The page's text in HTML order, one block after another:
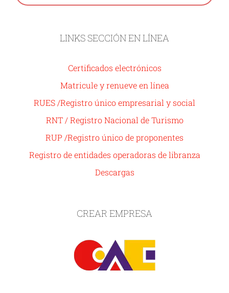
LINKS SECCIÓN EN LÍNEA
Certificados electrónicos
Matricule y renueve en línea
RUES /Registro único empresarial y social
RNT / Registro Nacional de Turismo
RUP /Registro único de proponentes
Registro de entidades operadoras de libranza
Descargas
CREAR EMPRESA